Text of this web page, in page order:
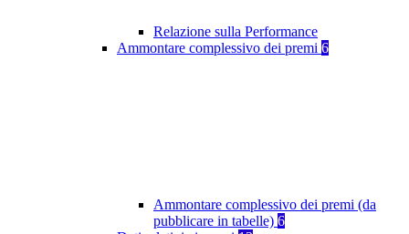
Relazione sulla Performance
Ammontare complessivo dei premi 6
Ammontare complessivo dei premi (da
pubblicare in tabelle) 6